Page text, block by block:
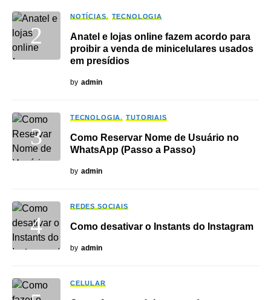
NOTÍCIAS TECNOLOGIA
Anatel e lojas online fazem acordo para
proibir a venda de minicelulares usados
em presídios
by admin
TECNOLOGIA TUTORIAIS
Como Reservar Nome de Usuário no
WhatsApp (Passo a Passo)
by admin
REDES SOCIAIS
Como desativar o Instants do Instagram
by admin
CELULAR